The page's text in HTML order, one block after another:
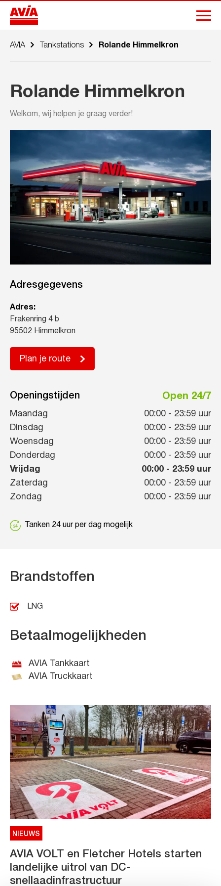
AVIA Tankstations Rolande Himmelkron
Rolande Himmelkron
Welkom, wij helpen je graag verder!
Adresgegevens
Adres:
Frakenring 4 b
95502 Himmelkron
Plan je route
Openingstijden Open 24/7
Maandag 00:00 - 23:59 uur
Dinsdag
00:00 - 23:59 uur
Woensdag
00:00 - 23:59 uur
Donderdag
00:00 - 23:59 uur
Vrijdag
00:00 - 23:59 uur
Zaterdag
00:00 - 23:59 uur
Zondag
00:00 - 23:59 uur
Tanken 24 uur per dag mogelijk
Brandstoffen
LNG
Betaalmogelijkheden
AVIA Tankkaart
AVIA Truckkaart
NIEUWS
AVIA VOLT en Fletcher Hotels starten
landelijke uitrol van DC-
snellaadinfrastructuur